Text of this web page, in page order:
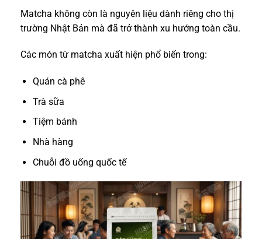
Matcha không còn là nguyên liệu dành riêng cho thị
trường Nhật Bản mà đã trở thành xu hướng toàn cầu.
Các món từ matcha xuất hiện phổ biến trong:
Quán cà phê
Trà sữa
Tiệm bánh
Nhà hàng
Chuỗi đồ uống quốc tế